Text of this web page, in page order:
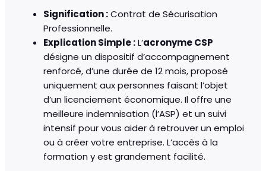
Signification :Contrat de Sécurisation
Professionnelle.
Explication Simple :L’acronyme CSP
désigne un dispositif d’accompagnement
renforcé, d’une durée de 12 mois, proposé
uniquement aux personnes faisant l’objet
d’un licenciement économique. Il offre une
meilleure indemnisation (l’ASP) et un suivi
intensif pour vous aider à retrouver un emploi
ou à créer votre entreprise. L’accès à la
formation y est grandement facilité.